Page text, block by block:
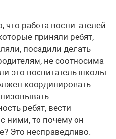
что работа воспитателей
приняли ребят,
посадили делать
не соотносима
это воспитатель школы
координировать
ребят, вести
ними, то почему он
Это несправедливо.